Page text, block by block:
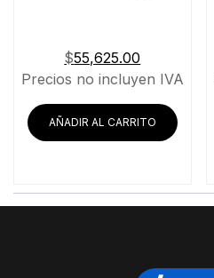
$55,625.00
Precios no incluyen IVA
AÑADIR AL CARRITO